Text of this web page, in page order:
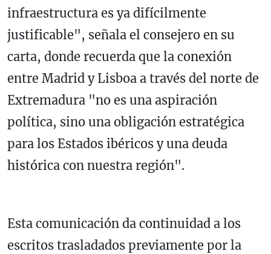
infraestructura es ya difícilmente
justificable", señala el consejero en su
carta, donde recuerda que la conexión
entre Madrid y Lisboa a través del norte de
Extremadura "no es una aspiración
política, sino una obligación estratégica
para los Estados ibéricos y una deuda
histórica con nuestra región".
Esta comunicación da continuidad a los
escritos trasladados previamente por la